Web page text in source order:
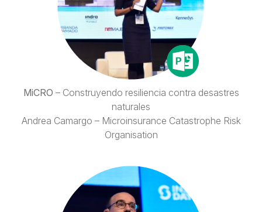
MiCRO – Construyendo resiliencia contra desastres
naturales
Andrea Camargo – Microinsurance Catastrophe Risk
Organisation